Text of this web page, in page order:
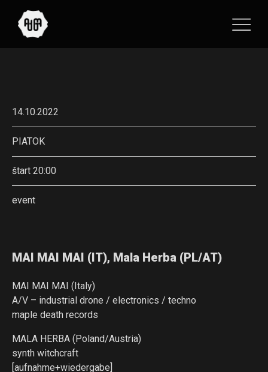
14.10.2022
PIATOK
štart 20:00
event
MAI MAI MAI (IT), Mala Herba (PL/AT)
MAI MAI MAI (Italy)
A/V – industrial drone / electronics / techno
maple death records
MALA HERBA (Poland/Austria)
synth witchcraft
[aufnahme+wiedergabe]